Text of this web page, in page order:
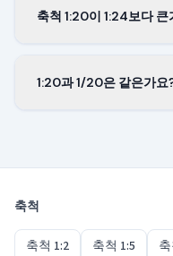
드에 넉넉히 들어갑
축척 1:20이 1:24보다 큰
이 1:24보다 약 20퍼
1:20과 1/20은 같은가요
만, 비율, 따라서 모
축척
축척 1:2 축척 1:5